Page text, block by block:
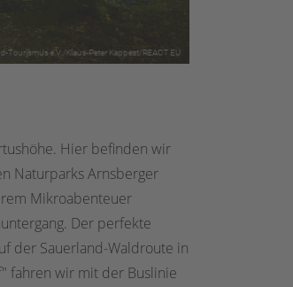
Hier befinden wir
Naturparks Arnsberger
Mikroabenteuer
Der perfekte
der Sauerland-Waldroute in
fahren wir mit der Buslinie